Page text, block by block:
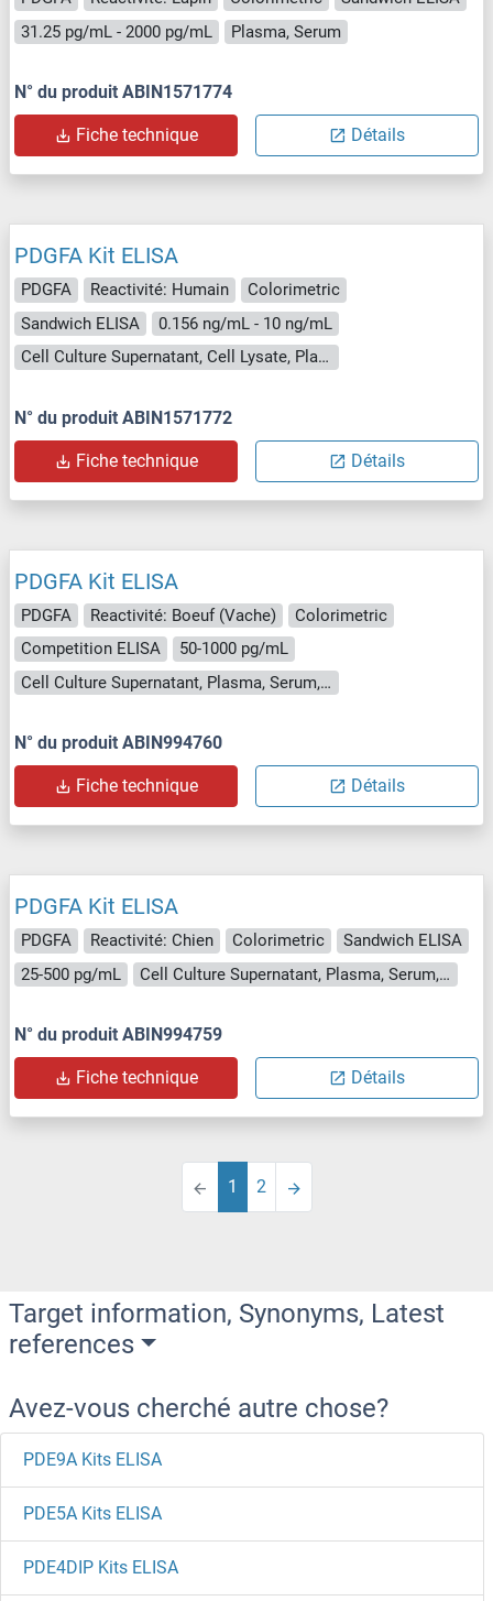
31.25 pg/mL - 2000 pg/mL
Plasma, Serum
N° du produit ABIN1571774
Fiche technique Détails
PDGFA Kit ELISA
PDGFA Reactivité: Humain
Colorimetric
Sandwich ELISA
0.156 ng/mL - 10 ng/mL
Cell Culture Supernatant, Cell Lysate, Plasma, Serum, Tissue Homogenate
N° du produit ABIN1571772
Fiche technique Détails
PDGFA Kit ELISA
PDGFA Reactivité: Boeuf (Vache)
Colorimetric
Competition ELISA
50-1000 pg/mL
Cell Culture Supernatant, Plasma, Serum, Tissue Homogenate
N° du produit ABIN994760
Fiche technique Détails
PDGFA Kit ELISA
PDGFA Reactivité: Chien Colorimetric
Sandwich ELISA
25-500 pg/mL
Cell Culture Supernatant, Plasma, Serum, Tissue Homogenate
N° du produit ABIN994759
Fiche technique Détails
1 2
Target information, Synonyms, Latest
references
Avez-vous cherché autre chose?
PDE9A Kits ELISA
PDE5A Kits ELISA
PDE4DIP Kits ELISA